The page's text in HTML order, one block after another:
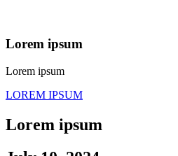
Lorem ipsum
Lorem ipsum
LOREM IPSUM
Lorem ipsum